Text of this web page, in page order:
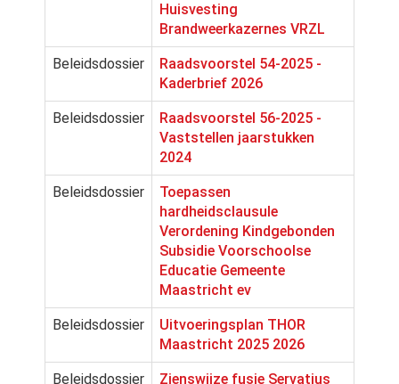
Huisvesting
Brandweerkazernes VRZL
Beleidsdossier
Raadsvoorstel 54-2025 -
Kaderbrief 2026
Beleidsdossier
Raadsvoorstel 56-2025 -
Vaststellen jaarstukken
2024
Beleidsdossier
Toepassen
hardheidsclausule
Verordening Kindgebonden
Subsidie Voorschoolse
Educatie Gemeente
Maastricht ev
Beleidsdossier
Uitvoeringsplan THOR
Maastricht 2025 2026
Beleidsdossier Zienswijze fusie Servatius